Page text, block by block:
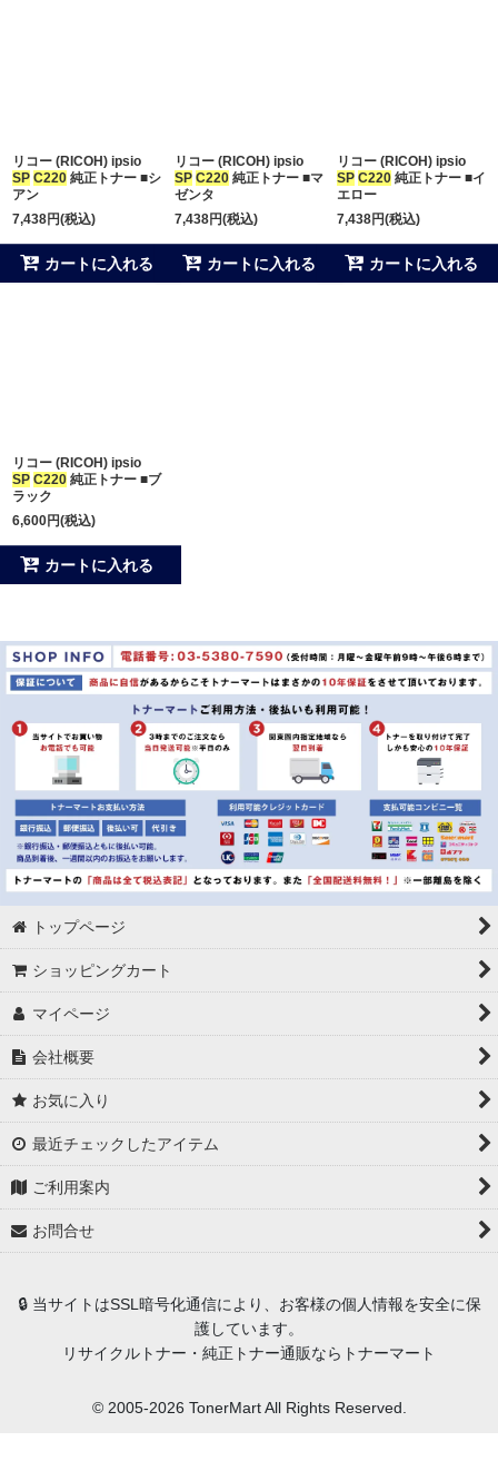
リコー (RICOH) ipsio
SP C220 純正トナー ■シ
アン
7,438円(税込)
カートに入れる
リコー (RICOH) ipsio
SP C220純正トナー ■マ
ゼンタ
7,438円(税込)
カートに入れる
リコー (RICOH) ipsio
SP C220純正トナー ■イ
エロー
7,438円(税込)
カートに入れる
リコー (RICOH) ipsio
SP C220 純正トナー ■ブ
ラック
6,600円(税込)
カートに入れる
トップページ
ショッピングカート
マイページ
会社概要
お気に入り
最近チェックしたアイテム
ご利用案内
お問合せ
🔒 当サイトはSSL暗号化通信により、お客様の個人情報を安全に保
護しています。
リサイクルトナー・純正トナー通販ならトナーマート
© 2005-2026 TonerMart All Rights Reserved.